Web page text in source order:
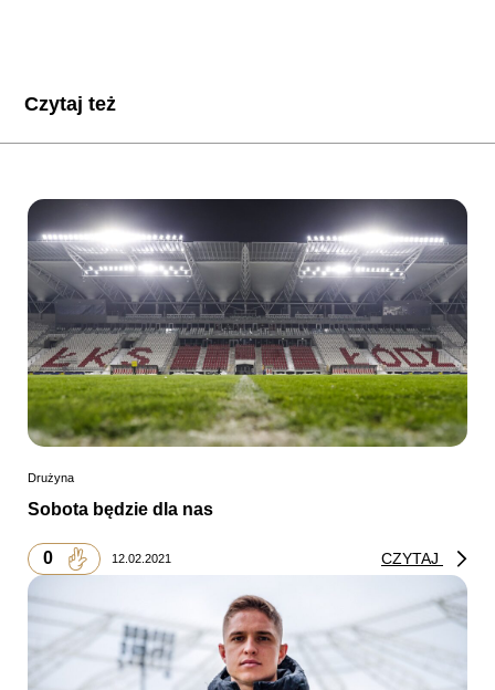
Czytaj też
Drużyna
Sobota będzie dla nas
0 12.02.2021 CZYTAJ